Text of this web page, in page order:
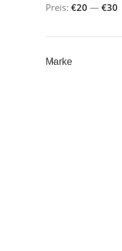
Preis: €20 — €30
Marke